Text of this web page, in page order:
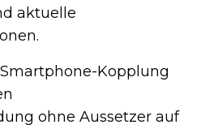
aktuelle
Kopplung
ohne Aussetzer auf